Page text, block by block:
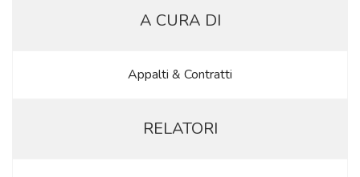
A CURA DI
Appalti & Contratti
RELATORI